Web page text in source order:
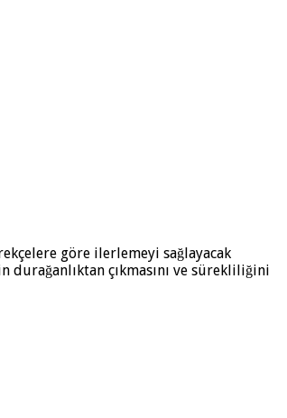
göre ilerlemeyi sağlayacak
çıkmasını ve sürekliliğini